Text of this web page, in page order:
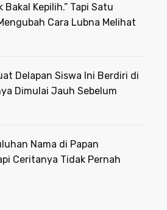
Bakal Kepilih.” Tapi Satu
Cara Lubna Melihat
Delapan Siswa Ini Berdiri di
Dimulai Jauh Sebelum
Nama di Papan
Ceritanya Tidak Pernah